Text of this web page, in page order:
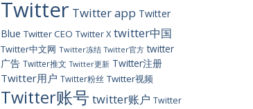
Twitter Twitter app Twitter
Blue Twitter CEO Twitter X twitter中国
Twitter中文网 Twitter冻结 Twitter官方 twitter
广告 Twitter推文 Twitter更新 Twitter注册
Twitter用户 Twitter粉丝 Twitter视频
Twitter账号 twitter账户 Twitter